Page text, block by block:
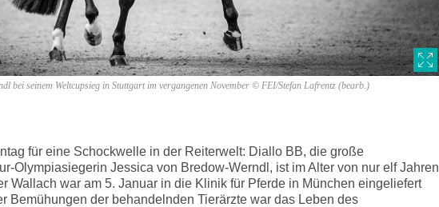
bei seinem Weltcupsieg in Stuttgart im vergangenen November © FEI/Stefan Lafrentz (bearb.)
für eine Schockwelle in der Reiterwelt: Diallo BB, die große
Olympiasiegerin Jessica von Bredow-Werndl, ist im Alter von nur elf Jahren
Wallach war am 5. Januar in die Klinik für Pferde in München eingeliefert
Bemühungen der behandelnden Tierärzte war das Leben des